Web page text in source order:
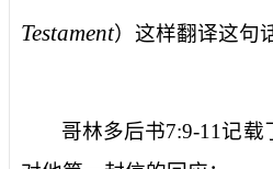
Testament）这样翻译这句
哥林多后书7:9-11记载